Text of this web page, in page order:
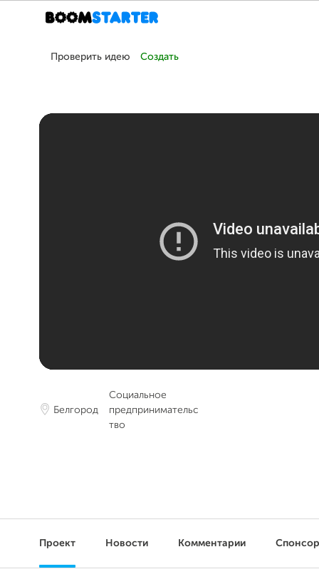
Проверить идею Создать
Белгород
Социальное
предпринимательс
тво
Проект Новости Комментарии